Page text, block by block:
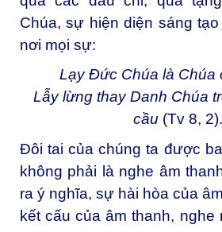
Chúa, sự hiện diện sáng
nơi mọi sự:
Lạy Đức Chúa là Chúa
Lẫy lừng thay Danh Chúa
cầu (Tv 8, 2).
Đôi tai của chúng ta được
không phải là nghe âm
ra ý nghĩa, sự hài hòa của
kết cấu của âm thanh, nghe